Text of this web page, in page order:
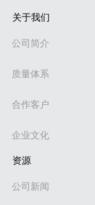
关于我们
公司简介
质量体系
合作客户
企业文化
资源
公司新闻